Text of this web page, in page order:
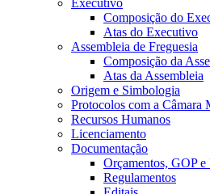
Executivo
Composição do
Atas do Executivo
Assembleia de Freguesia
Composição da
Atas da Assembleia
Origem e Simbologia
Protocolos com a Câmara
Recursos Humanos
Licenciamento
Documentação
Orçamentos, GOP
Regulamentos